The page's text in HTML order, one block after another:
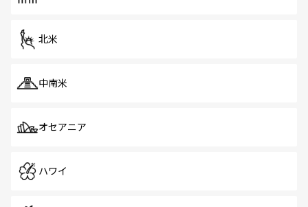
北米
中南米
オセアニア
ハワイ